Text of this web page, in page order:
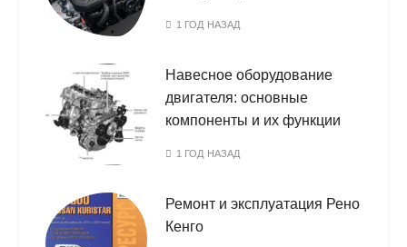
1 ГОД НАЗАД
Навесное оборудование
двигателя: основные
компоненты и их функции
1 ГОД НАЗАД
Ремонт и эксплуатация Рено
Кенго